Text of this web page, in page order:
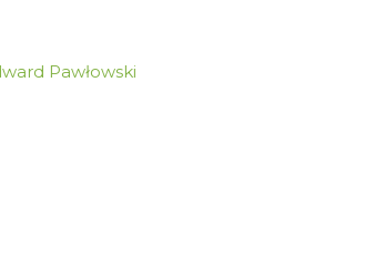
Pawłowski